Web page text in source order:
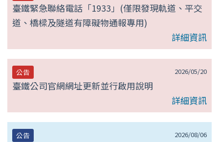
臺鐵緊急聯絡電話「1933」(僅限發現軌道、平交
道、橋樑及隧道有障礙物通報專用)
詳細資訊
2026/05/20
公告
臺鐵公司官網網址更新並行啟用說明
詳細資訊
2026/08/06
公告